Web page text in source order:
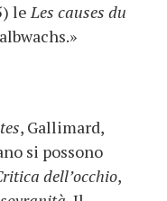
leLes causes du
, Gallimard,
si possono
dell’occhio,